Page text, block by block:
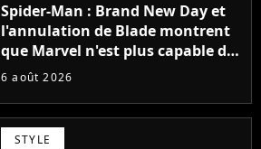
Spider-Man : Brand New Day et
l'annulation de Blade montrent
que Marvel n'est plus capable de
faire quoi que ce soit de simple
6 août 2026
STYLE